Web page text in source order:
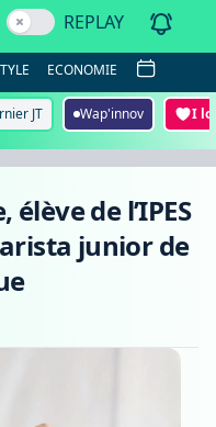
REPLAY
ECONOMIE
JT Wap'innov I
de l’IPES
junior de